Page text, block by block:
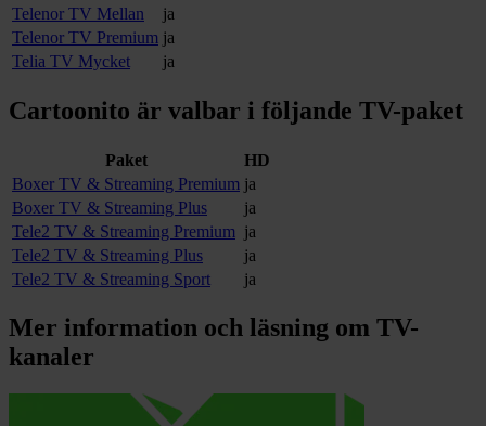
Telenor TV Mellan
ja
Telenor TV Premium ja
Telia TV Mycket
ja
Cartoonito är valbar i följande TV-paket
Paket
HD
Boxer TV & Streaming Premium ja
Boxer TV & Streaming Plus
ja
Tele2 TV & Streaming Premium ja
Tele2 TV & Streaming Plus
ja
Tele2 TV & Streaming Sport
ja
Mer information och läsning om TV-
kanaler